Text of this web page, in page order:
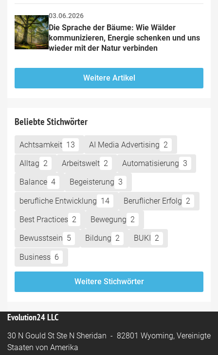
03.06.2026
Die Sprache der Bäume: Wie Wälder
kommunizieren, Energie schenken und uns
wieder mit der Natur verbinden
Weitere Artikel
Beliebte Stichwörter
Achtsamkeit 13 AI Media Advertising 2
Alltag 2 Arbeitswelt 2 Automatisierung 3
Balance 4 Begeisterung 3
berufliche Entwicklung 14 Beruflicher Erfolg 2
Best Practices 2 Bewegung 2
Bewusstsein 5 Bildung 2 BUKI 2
Business 6
Weitere Stichwörter
Evolution24 LLC
30 N Gould St Ste N Sheridan - 82801 Wyoming, Vereinigte
Staaten von Amerika